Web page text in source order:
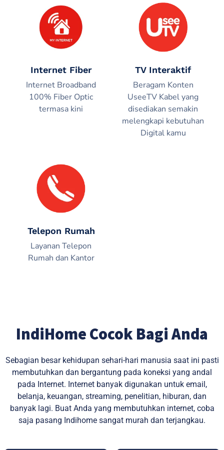
Internet Fiber
Internet Broadband
100% Fiber Optic
termasa kini
TV Interaktif
Beragam Konten
UseeTV Kabel yang
disediakan semakin
melengkapi kebutuhan
Digital kamu
Telepon Rumah
Layanan Telepon
Rumah dan Kantor
IndiHome Cocok Bagi Anda
Sebagian besar kehidupan sehari-hari manusia saat ini pasti
membutuhkan dan bergantung pada koneksi yang andal
pada Internet. Internet banyak digunakan untuk email,
belanja, keuangan, streaming, penelitian, hiburan, dan
banyak lagi. Buat Anda yang membutuhkan internet, coba
saja pasang Indihome sangat murah dan terjangkau.